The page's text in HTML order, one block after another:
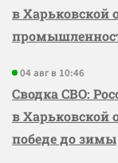
в Харьковской
04 авг в 10:46
Сводка СВО:
в Харьковской
победе до зимы